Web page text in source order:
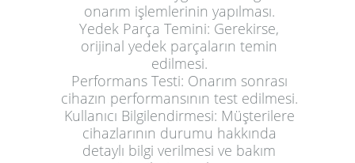
onarım işlemlerinin yapılması.
Yedek Parça Temini: Gerekirse,
orijinal yedek parçaların temin
edilmesi.
Performans Testi: Onarım sonrası
cihazın performansının test edilmesi.
Kullanıcı Bilgilendirmesi: Müşterilere
cihazlarının durumu hakkında
detaylı bilgi verilmesi ve bakım